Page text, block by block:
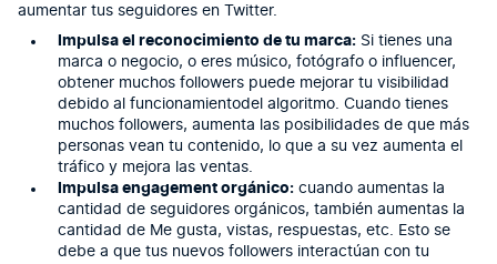
aumentar tus seguidores en Twitter.
Impulsa el reconocimiento de tu marca:Si tienes una
marca o negocio, o eres músico, fotógrafo o influencer,
obtener muchos followers puede mejorar tu visibilidad
debido al funcionamientodel algoritmo. Cuando tienes
muchos followers, aumenta las posibilidades de que más
personas vean tu contenido, lo que a su vez aumenta el
tráfico y mejora las ventas.
Impulsa engagement orgánico:cuando aumentas la
cantidad de seguidores orgánicos, también aumentas la
cantidad de Me gusta, vistas, respuestas, etc. Esto se
debe a que tus nuevos followers interactúan con tu